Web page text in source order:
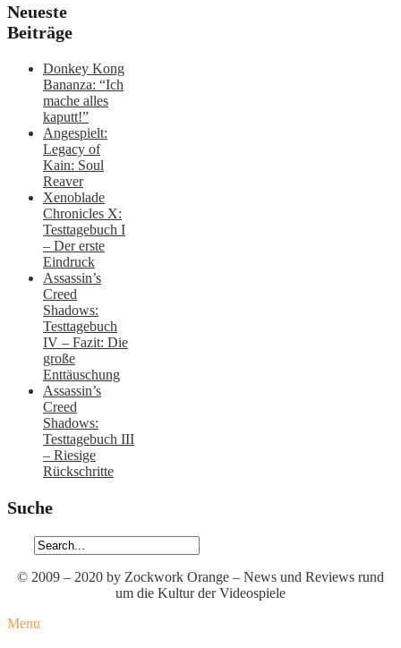
Neueste
Beiträge
Donkey Kong
Bananza: “Ich
mache alles
kaputt!”
Angespielt:
Legacy of
Kain: Soul
Reaver
Xenoblade
Chronicles X:
Testtagebuch I
– Der erste
Eindruck
Assassin’s
Creed
Shadows:
Testtagebuch
IV – Fazit: Die
große
Enttäuschung
Assassin’s
Creed
Shadows:
Testtagebuch III
– Riesige
Rückschritte
Suche
© 2009 – 2020 by Zockwork Orange – News und Reviews rund
um die Kultur der Videospiele
Menu